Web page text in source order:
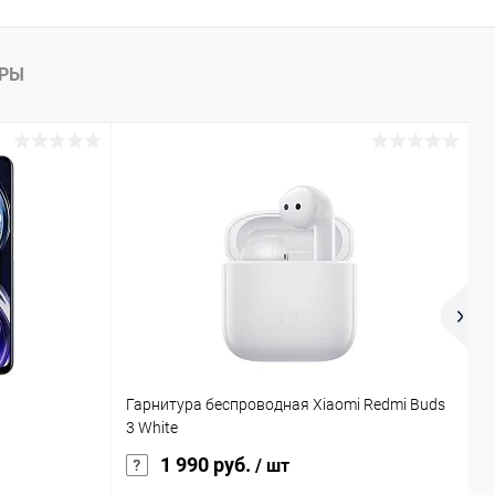
Гарнитура беспроводная Xiaomi Redmi Buds
3 White
1 990 руб. / шт